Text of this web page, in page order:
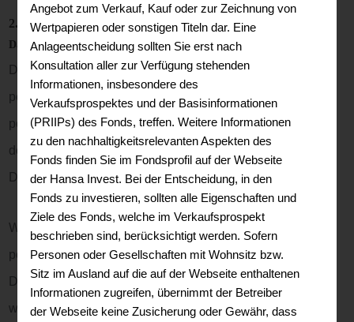
Angebot zum Verkauf, Kauf oder zur Zeichnung von
Wertpapieren oder sonstigen Titeln dar. Eine
Anlageentscheidung sollten Sie erst nach
Konsultation aller zur Verfügung stehenden
Informationen, insbesondere des
Verkaufsprospektes und der Basisinformationen
(PRIIPs) des Fonds, treffen. Weitere Informationen
zu den nachhaltigkeitsrelevanten Aspekten des
Fonds finden Sie im Fondsprofil auf der Webseite
der Hansa Invest. Bei der Entscheidung, in den
Fonds zu investieren, sollten alle Eigenschaften und
Ziele des Fonds, welche im Verkaufsprospekt
beschrieben sind, berücksichtigt werden. Sofern
Personen oder Gesellschaften mit Wohnsitz bzw.
Sitz im Ausland auf die auf der Webseite enthaltenen
Informationen zugreifen, übernimmt der Betreiber
der Webseite keine Zusicherung oder Gewähr, dass
2. Allgemeine Hinweise und Pflichtinformationen
Datenschutz
Die Betreiber dieser Seiten nehmen den Schutz Ihrer
persönlichen Daten sehr ernst. Wir behandeln Ihre
personenbezogenen Daten vertraulich und entsprechend
der gesetzlichen Datenschutzvorschriften sowie dieser
Datenschutzerklärung.
Wenn Sie diese Website benutzen, werden verschiedene
personenbezogene Daten erhoben. Personenbezogene
Daten sind Daten, mit denen Sie persönlich identifiziert
werden können. Die vorliegende Datenschutzerklärung